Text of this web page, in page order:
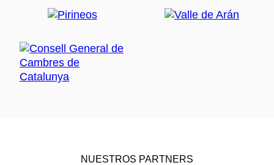
NUESTROS PARTNERS